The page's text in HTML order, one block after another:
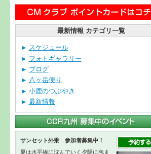
最新情報 カテゴリ一覧
スケジュール
フォトギャラリー
ブログ
八ヶ岳便り
小鹿のつぶやき
最新情報
サンセット外乗 参加者募集中！
夏は水平線に沈んでいく夕陽に包ま